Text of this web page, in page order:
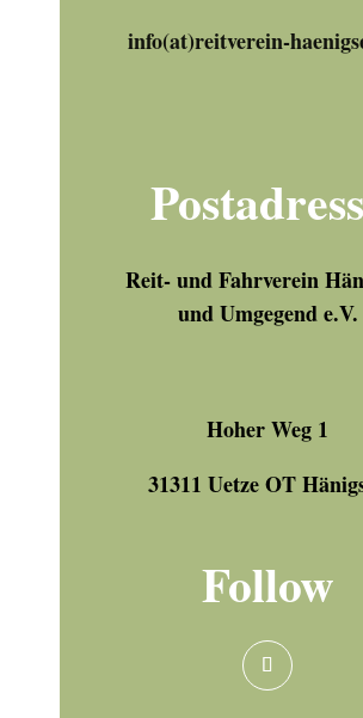
info(at)reitverein-
Reit- und Fahrverein
und Umgegend e.V.
Hoher Weg 1
31311 Uetze OT
Follow